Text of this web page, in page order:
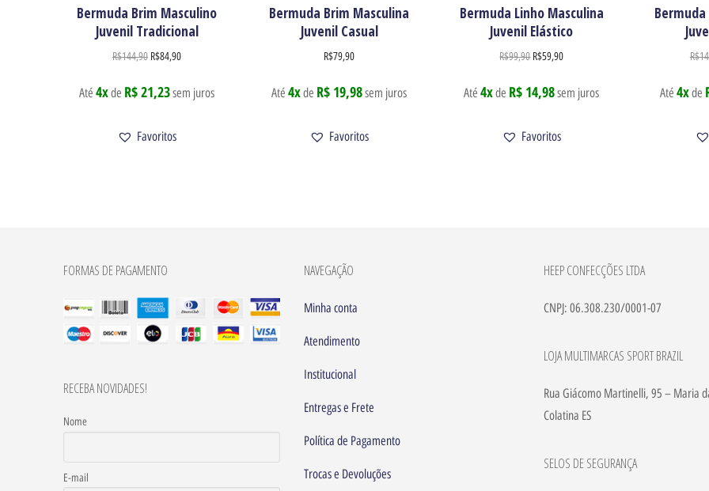
Bermuda Brim Masculino
Juvenil Tradicional
R$144,90 R$84,90
Até4xde R$ 21,23sem juros
Favoritos
Bermuda Brim Masculina
Juvenil Casual
R$79,90
Até4xde R$ 19,98sem juros
Favoritos
Bermuda Linho Masculina
Juvenil Elástico
R$99,90 R$59,90
Até4xde R$ 14,98sem juros
Favoritos
R$
Até 4xde
FORMAS DE PAGAMENTO
RECEBA NOVIDADES!
Nome
E-mail
NAVEGAÇÃO
Minha conta
Atendimento
Institucional
Entregas e Frete
Política de Pagamento
Trocas e Devoluções
HEEP CONFECÇÕES LTDA
CNPJ: 06.308.230/0001-07
LOJA MULTIMARCAS SPORT BRAZIL
Rua Giácomo Martinelli, 95 – Maria
Colatina ES
SELOS DE SEGURANÇA